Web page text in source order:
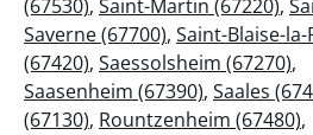
(67530), Saint-Martin (67220),
Saverne (67700), Saint-Blaise-la-
(67420), Saessolsheim (67270),
Saasenheim (67390), Saales
(67130), Rountzenheim (67480),